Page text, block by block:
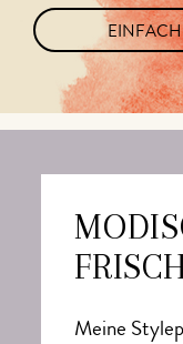
EINFACH
Meine